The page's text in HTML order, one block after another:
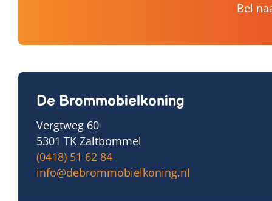
Bel
De Brommobielkoning
Vergtweg 60
5301 TK Zaltbommel
(0418) 51 62 84
info@debrommobielkoning.nl